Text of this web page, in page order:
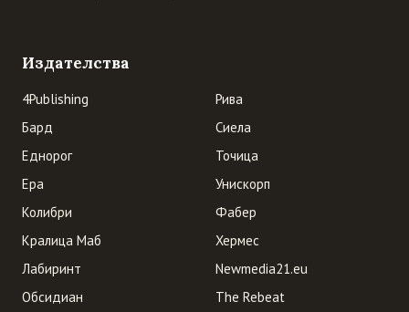
Издателства
4Publishing
Бард
Еднорог
Ера
Колибри
Кралица Маб
Лабиринт
Обсидиан
Рива
Сиела
Точица
Унискорп
Фабер
Хермес
Newmedia21.eu
The Rebeat